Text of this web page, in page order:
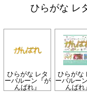
ひらがな レ
ひらがな レタ
ーバルーン『が
んばれ』
ひらがな
ーバルー
んばれ』